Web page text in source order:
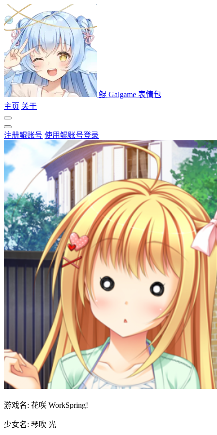
鲲 Galgame 表情包
主页 关于
注册鲲账号 使用鲲账号登录
游戏名: 花咲 WorkSpring!
少女名: 琴吹 光